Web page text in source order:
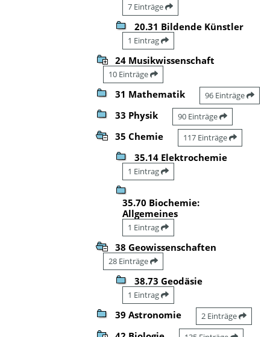
7 Einträge
20.31 Bildende Künstler
1 Eintrag
24 Musikwissenschaft
10 Einträge
31 Mathematik 96 Einträge
33 Physik 90 Einträge
35 Chemie 117 Einträge
35.14 Elektrochemie
1 Eintrag
35.70 Biochemie:
Allgemeines
1 Eintrag
38 Geowissenschaften
28 Einträge
38.73 Geodäsie
1 Eintrag
39 Astronomie 2 Einträge